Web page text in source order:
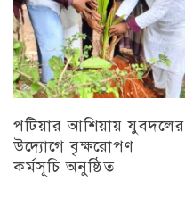
পটিয়ার আশিয়ায় যুবদলের
উদ্যোগে বৃক্ষরোপণ
কর্মসূচি অনুষ্ঠিত